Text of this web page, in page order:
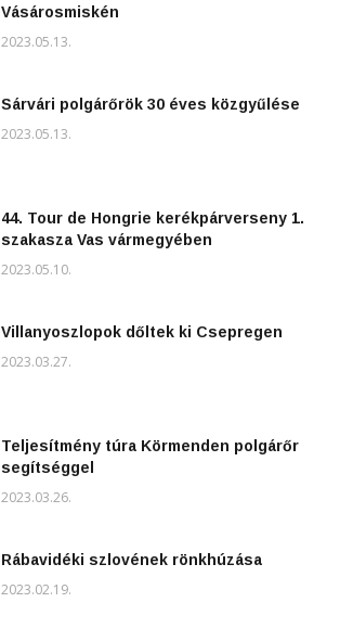
Vásárosmiskén
2023.05.13.
Sárvári polgárőrök 30 éves közgyűlése
2023.05.13.
44. Tour de Hongrie kerékpárverseny 1.
szakasza Vas vármegyében
2023.05.10.
Villanyoszlopok dőltek ki Csepregen
2023.03.27.
Teljesítmény túra Körmenden polgárőr
segítséggel
2023.03.26.
Rábavidéki szlovének rönkhúzása
2023.02.19.